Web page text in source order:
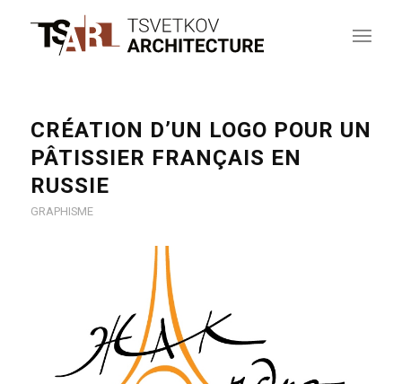
CRÉATION D’UN LOGO POUR UN
PÂTISSIER FRANÇAIS EN
RUSSIE
GRAPHISME